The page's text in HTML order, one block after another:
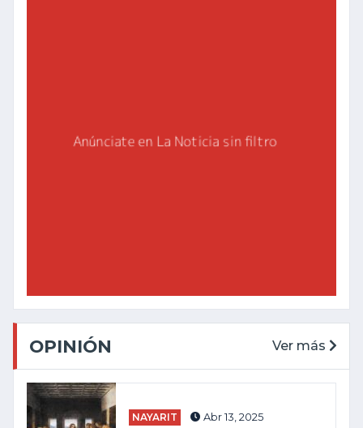
OPINIÓN Ver más
NAYARIT Abr 13, 2025